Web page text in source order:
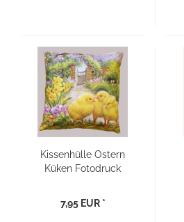
Kissenhülle Ostern
Küken Fotodruck
7,95 EUR *